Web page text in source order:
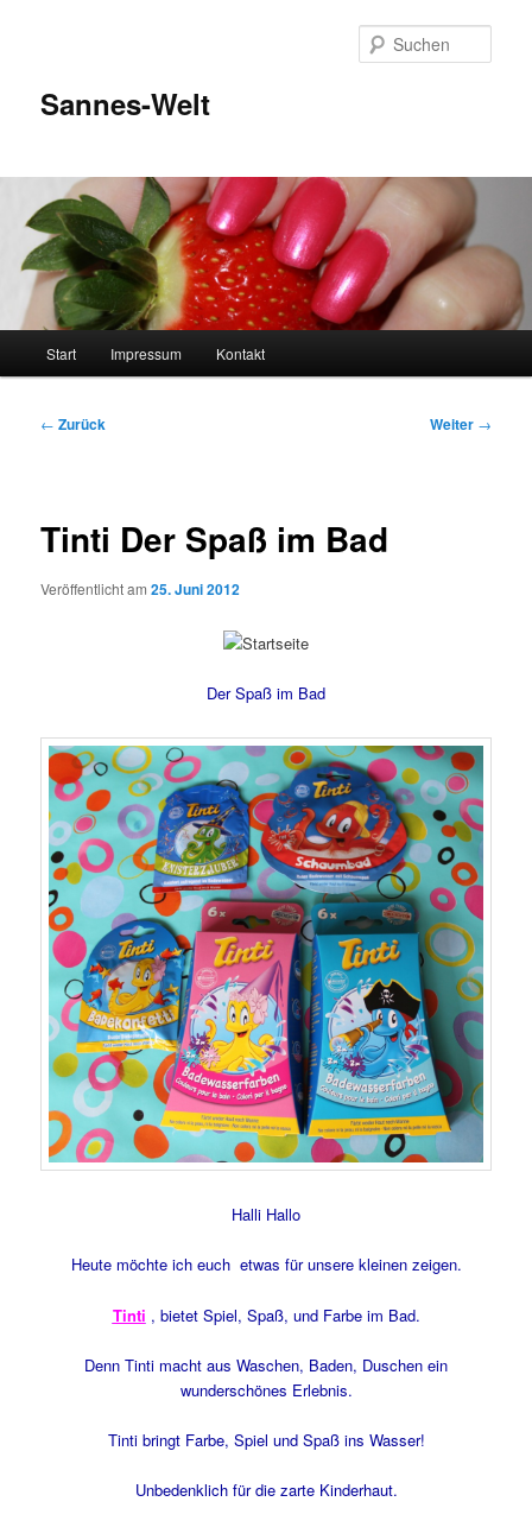
Sannes-Welt
Start Impressum Kontakt
Beitragsnavigation
← Zurück Weiter →
Tinti Der Spaß im Bad
Veröffentlicht am25. Juni 2012
Der Spaß im Bad
Halli Hallo
Heute möchte ich euch etwas für unsere kleinen zeigen.
Tinti , bietet Spiel, Spaß, und Farbe im Bad.
Denn Tinti macht aus Waschen, Baden, Duschen ein
wunderschönes Erlebnis.
Tinti bringt Farbe, Spiel und Spaß ins Wasser!
Unbedenklich für die zarte Kinderhaut.